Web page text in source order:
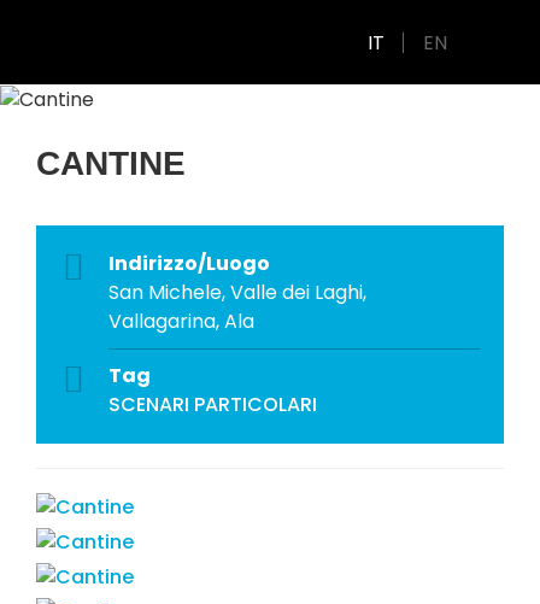
IT EN
CANTINE
Indirizzo/Luogo
San Michele, Valle dei Laghi,
Vallagarina, Ala
Tag
SCENARI PARTICOLARI